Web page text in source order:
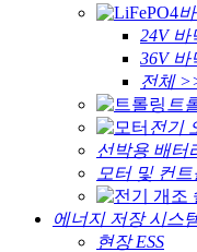
24V 바
36V 바
전체
트
전기
선박용 배터
모터 및 컨
에너지 저장 시스
현장 ESS